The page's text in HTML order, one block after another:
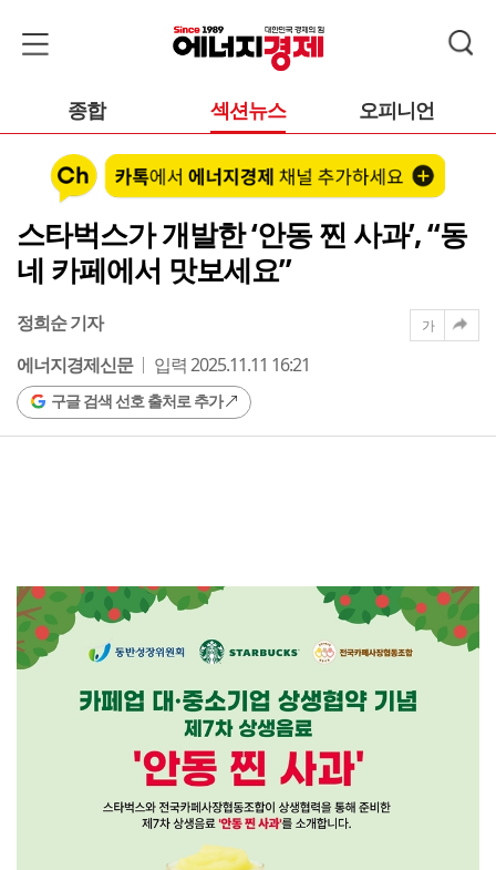
종합 섹션뉴스 오피니언
스타벅스가 개발한 ‘안동 찐 사과’, “동
네 카페에서 맛보세요”
정희순 기자
에너지경제신문
입력 2025.11.11 16:21
구글 검색 선호 출처로 추가
가